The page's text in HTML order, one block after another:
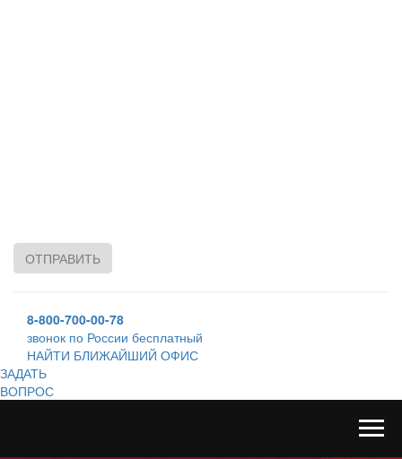
ОТПРАВИТЬ
8-800-700-00-78
звонок по России бесплатный
НАЙТИ БЛИЖАЙШИЙ ОФИС
ЗАДАТЬ
ВОПРОС